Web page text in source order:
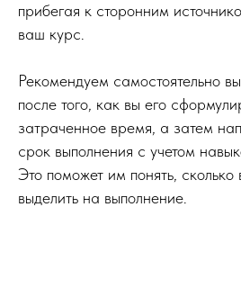
прибегая к сторонним
ваш курс.
Рекомендуем самостоятельно
после того, как вы его
затраченное время, а затем
срок выполнения с учетом
Это поможет им понять, сколько
выделить на выполнение.